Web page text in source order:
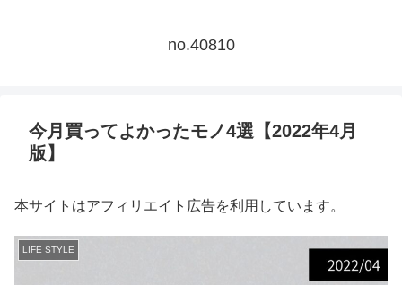
no.40810
今月買ってよかったモノ4選【2022年4月
版】
本サイトはアフィリエイト広告を利用しています。
LIFE STYLE